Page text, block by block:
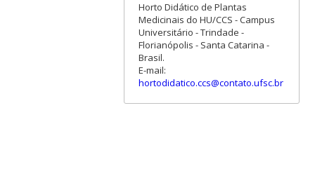
Horto Didático de Plantas
Medicinais do HU/CCS - Campus
Universitário - Trindade -
Florianópolis - Santa Catarina -
Brasil.
E-mail:
hortodidatico.ccs@contato.ufsc.br